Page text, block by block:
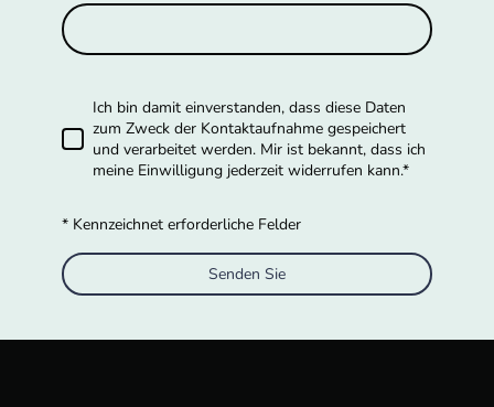
Ich bin damit einverstanden, dass diese Daten
zum Zweck der Kontaktaufnahme gespeichert
und verarbeitet werden. Mir ist bekannt, dass ich
meine Einwilligung jederzeit widerrufen kann.*
* Kennzeichnet erforderliche Felder
Senden Sie